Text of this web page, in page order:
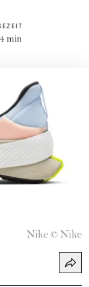
4 min
Nike © Nike